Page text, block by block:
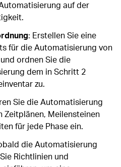
auf der
: Erstellen Sie eine
für die Automatisierung von
ordnen Sie die
dem in Schritt 2
zu.
Sie die Automatisierung
Zeitplänen, Meilensteinen
für jede Phase ein.
die Automatisierung
Richtlinien und